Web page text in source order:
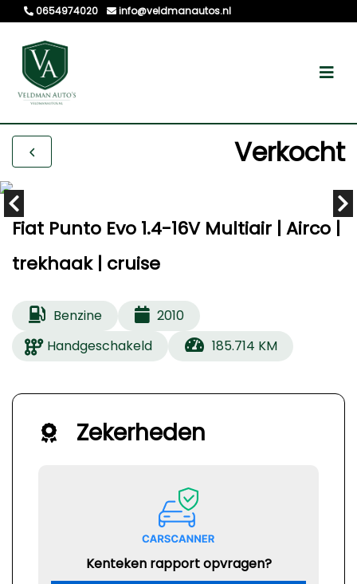
0654974020 info@veldmanautos.nl
Verkocht
Fiat Punto Evo 1.4-16V Multiair | Airco |
trekhaak | cruise
Benzine
2010
Handgeschakeld
185.714 KM
Zekerheden
Kenteken rapport opvragen?